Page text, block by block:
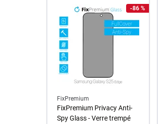
Au panier
-86 %
FixPremium
FixPremium Privacy Anti-
Spy Glass - Verre trempé